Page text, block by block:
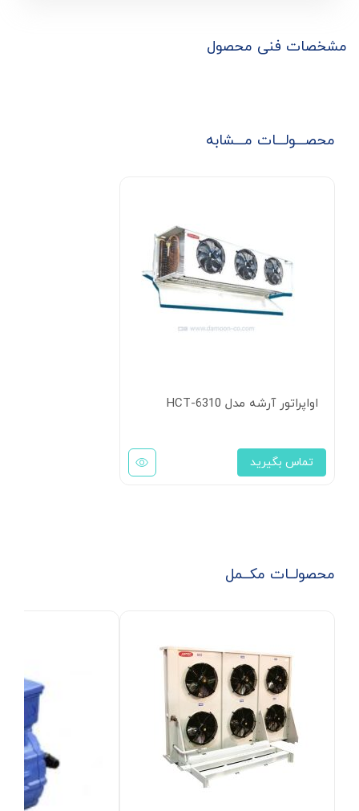
مشخصات فنی محصول
محصـــولـــات مـــشابه
اواپراتور آرشه مدل HCT-6310
تماس بگیرید
محصولــات مکــمل